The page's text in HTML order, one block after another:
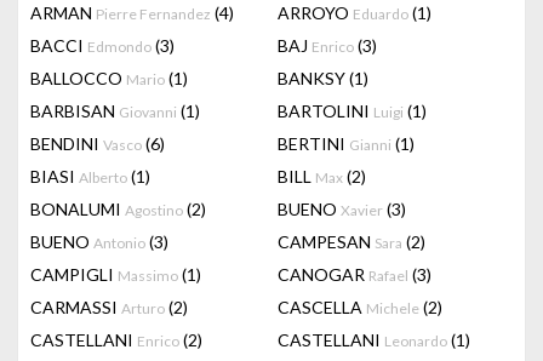
ARMAN Pierre Fernandez (4) ARROYO Eduardo (1)
BACCI Edmondo (3) BAJ Enrico (3)
BALLOCCO Mario (1) BANKSY(1)
BARBISAN Giovanni (1) BARTOLINI Luigi (1)
BENDINI Vasco (6) BERTINI Gianni (1)
BIASI Alberto (1) BILL Max (2)
BONALUMI Agostino (2) BUENO Xavier (3)
BUENO Antonio (3) CAMPESAN Sara (2)
CAMPIGLI Massimo (1) CANOGAR Rafael (3)
CARMASSI Arturo (2) CASCELLA Michele (2)
CASTELLANI Enrico (2) CASTELLANI Leonardo (1)